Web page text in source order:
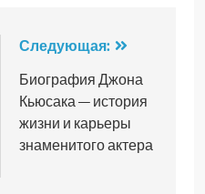
Следующая:
Биография Джона
Кьюсака — история
жизни и карьеры
знаменитого актера